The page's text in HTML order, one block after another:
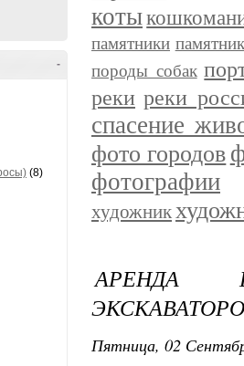
-
(8)
коты
памятники
породы собак
реки реки
спасение
фото городов
фотографии
художник
АРЕНДА
Пятница, 02